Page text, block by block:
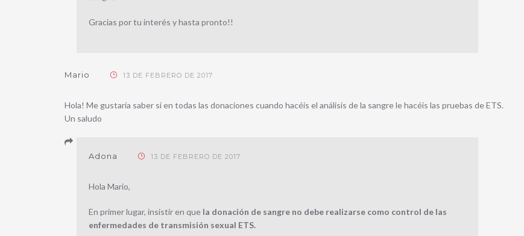
Gracias por tu interés y hasta pronto!!
Mario 13 DE FEBRERO DE 2017
Hola! Me gustaría saber si en todas las donaciones cuando hacéis el análisis de la sangre le hacéis las pruebas de ETS.
Un saludo
Adona 13 DE FEBRERO DE 2017
Hola Mario,
En primer lugar, insistir en que la donación de sangre no debe realizarse como control de las
enfermedades de transmisión sexual ETS.